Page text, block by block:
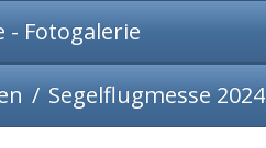
- Fotogalerie
Segelflugmesse 2024